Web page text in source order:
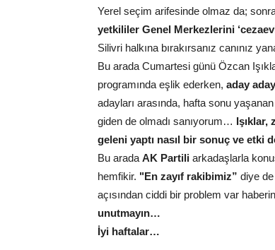
Yerel seçim arifesinde olmaz da;
yetkililer Genel Merkezlerini
Silivri halkına bırakırsanız canınız
Bu arada Cumartesi günü Özcan
programında eşlik ederken, aday
adayları arasında, hafta sonu
giden de olmadı sanıyorum…
geleni yaptı nasıl bir sonuç ve etki
Bu aradaAK Partili arkadaşlarla
hemfikir. "En zayıf rakibimiz” diye de
açısından ciddi bir problem var
unutmayın…
İyi haftalar…